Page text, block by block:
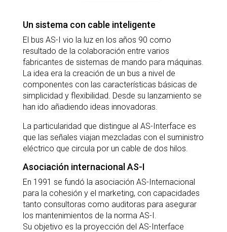
Un sistema con cable inteligente
El bus AS-I vio la luz en los años 90 como
resultado de la colaboración entre varios
fabricantes de sistemas de mando para máquinas.
La idea era la creación de un bus a nivel de
componentes con las características básicas de
simplicidad y flexibilidad. Desde su lanzamiento se
han ido añadiendo ideas innovadoras.
La particularidad que distingue al AS-Interface es
que las señales viajan mezcladas con el suministro
eléctrico que circula por un cable de dos hilos.
Asociación internacional AS-I
En 1991 se fundó la asociación AS-Internacional
para la cohesión y el marketing, con capacidades
tanto consultoras como auditoras para asegurar
los mantenimientos de la norma AS-I.
Su objetivo es la proyección del AS-Interface